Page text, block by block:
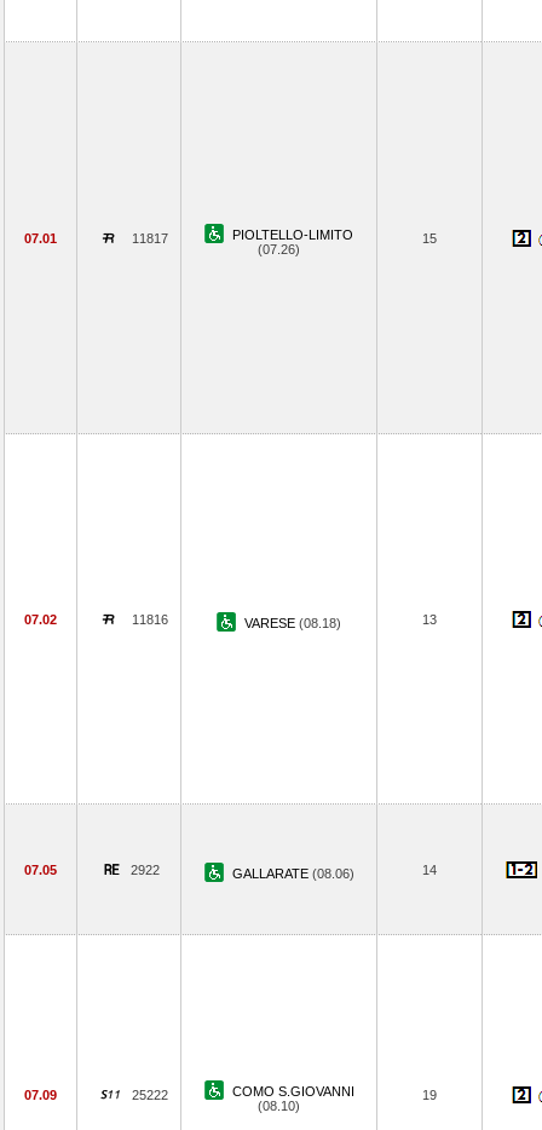
07.01 11817
PIOLTELLO-LIMITO
(07.26)
15
07.02 11816 VARESE (08.18) 13
07.05 2922 GALLARATE (08.06) 14
07.09 25222
COMO S.GIOVANNI
(08.10)
19